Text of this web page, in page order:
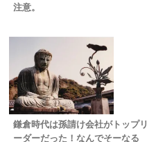
注意。
鎌倉時代は孫請け会社がトップリ
ーダーだった！なんでそーなる